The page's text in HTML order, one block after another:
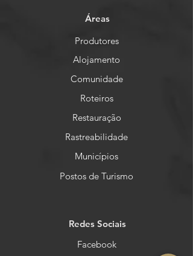
Áreas
Produtores
Alojamento
Comunidade
Roteiros
Restauração
Rastreabilidade
Municípios
Postos de Turismo
Redes Sociais
Facebook